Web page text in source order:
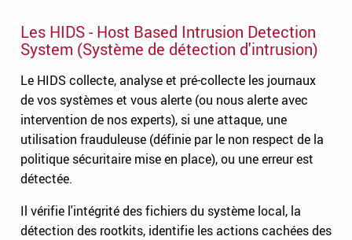
Les HIDS - Host Based Intrusion Detection
System (Système de détection d'intrusion)
Le HIDS collecte, analyse et pré-collecte les journaux
de vos systèmes et vous alerte (ou nous alerte avec
intervention de nos experts), si une attaque, une
utilisation frauduleuse (définie par le non respect de la
politique sécuritaire mise en place), ou une erreur est
détectée.
Il vérifie l'intégrité des fichiers du système local, la
détection des rootkits, identifie les actions cachées des